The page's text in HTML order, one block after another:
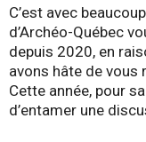
C’est avec
d’Archéo-Québec
depuis 2020, en
avons hâte de vous
Cette année, pour
d’entamer une